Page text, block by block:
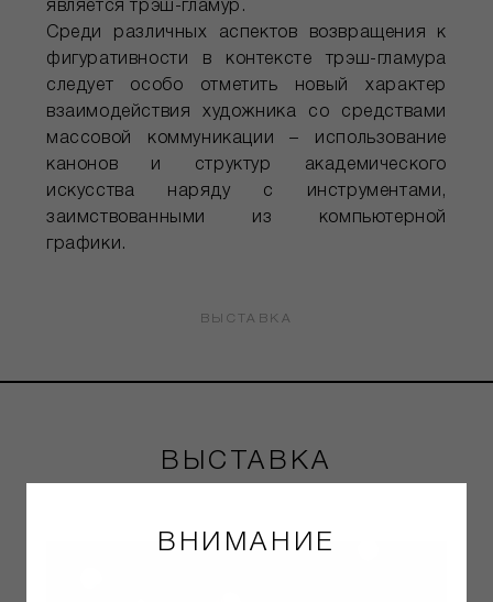
является трэш-гламур.
Среди различных аспектов возвращения к
фигуративности в контексте трэш-гламура
следует особо отметить новый характер
взаимодействия художника со средствами
массовой коммуникации – использование
канонов и структур академического
искусства наряду с инструментами,
заимствованными из компьютерной
графики.
ВЫСТАВКА
ВЫСТАВКА
ВНИМАНИЕ